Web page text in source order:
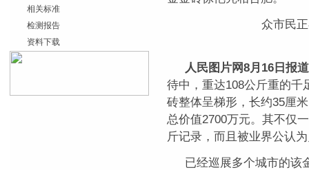
相关标准
检测报告
资料下载
众市民
人民图片网8月16日报道
待中，重达108公斤重的千
砖整体呈梯形，长约35厘
总价值2700万元。其不仅
斤记录，而且被业界公认
已经巡展多个城市的该